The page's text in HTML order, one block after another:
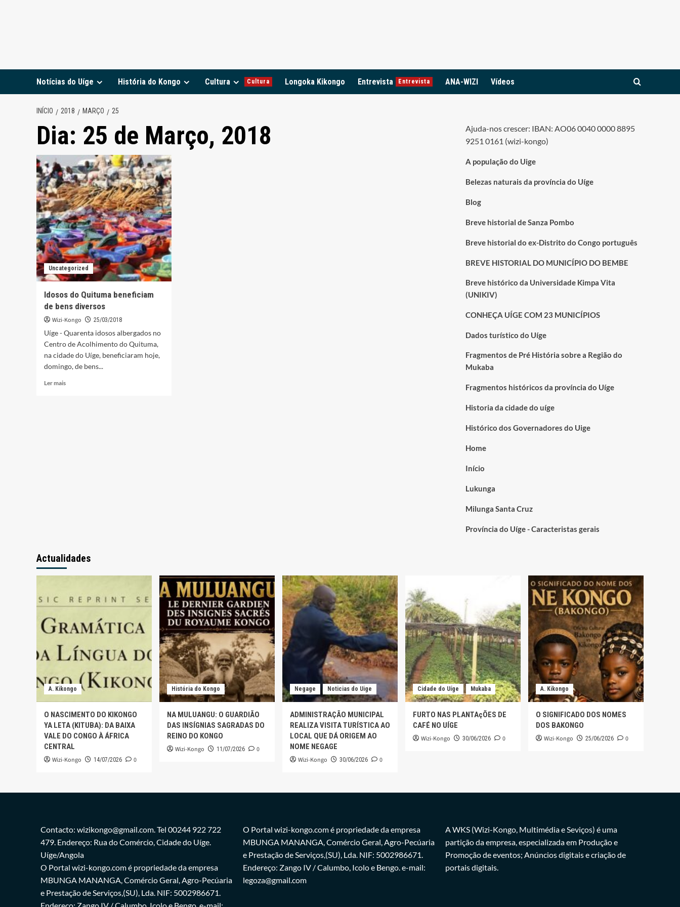
Notícias do Uíge História do Kongo Cultura Cultura Longoka Kikongo Entrevista Entrevista ANA-WIZI Vídeos
INÍCIO 2018 MARÇO 25
Dia: 25 de Março, 2018
Uncategorized
Idosos do Quituma beneficiam
de bens diversos
Wizi-Kongo 25/03/2018
Uíge - Quarenta idosos albergados no
Centro de Acolhimento do Quituma,
na cidade do Uíge, beneficiaram hoje,
domingo, de bens...
Ler maisLeia
Ajuda-nos crescer: IBAN: AO06 0040 0000 8895
9251 0161 (wizi-kongo)
A população do Uige
Belezas naturais da província do Uíge
Blog
Breve historial de Sanza Pombo
Breve historial do ex-Distrito do Congo português
BREVE HISTORIAL DO MUNICÍPIO DO BEMBE
Breve histórico da Universidade Kimpa Vita
(UNIKIV)
CONHEÇA UÍGE COM 23 MUNICÍPIOS
Dados turístico do Uíge
Fragmentos de Pré História sobre a Região do
Mukaba
Fragmentos históricos da província do Uíge
Historia da cidade do uíge
Histórico dos Governadores do Uige
Home
Início
Lukunga
Milunga Santa Cruz
Província do Uíge - Caracteristas gerais
Actualidades
A. Kikongo
O NASCIMENTO DO KIKONGO
YA LETA (KITUBA): DA BAIXA
VALE DO CONGO À ÁFRICA
CENTRAL
Wizi-Kongo 14/07/2026 0
História do Kongo
NA MULUANGU: O GUARDIÃO
DAS INSÍGNIAS SAGRADAS DO
REINO DO KONGO
Wizi-Kongo 11/07/2026 0
Negage Noticias do Uige
ADMINISTRAÇÃO MUNICIPAL
REALIZA VISITA TURÍSTICA AO
LOCAL QUE DÁ ORIGEM AO
NOME NEGAGE
Wizi-Kongo 30/06/2026 0
Cidade do Uíge Mukaba
FURTO NAS PLANTAçÕES DE
CAFÉ NO UÍGE
Wizi-Kongo 30/06/2026 0
A. Kikongo
O SIGNIFICADO DOS NOMES
DOS BAKONGO
Wizi-Kongo 25/06/2026 0
Contacto: wizikongo@gmail.com. Tel 00244 922 722
479. Endereço: Rua do Comércio, Cidade do Uíge.
Uíge/Angola
O Portal wizi-kongo.com é propriedade da empresa
MBUNGA MANANGA, Comércio Geral, Agro-Pecúaria
e Prestação de Serviços,(SU), Lda. NIF: 5002986671.
O Portal wizi-kongo.com é propriedade da empresa
MBUNGA MANANGA, Comércio Geral, Agro-Pecúaria
e Prestação de Serviços,(SU), Lda. NIF: 5002986671.
Endereço: Zango IV / Calumbo, Icolo e Bengo. e-mail:
legoza@gmail.com
A WKS (Wizi-Kongo, Multimédia e Seviços) é uma
partição da empresa, especializada em Produção e
Promoção de eventos; Anúncios digitais e criação de
portais digitais.